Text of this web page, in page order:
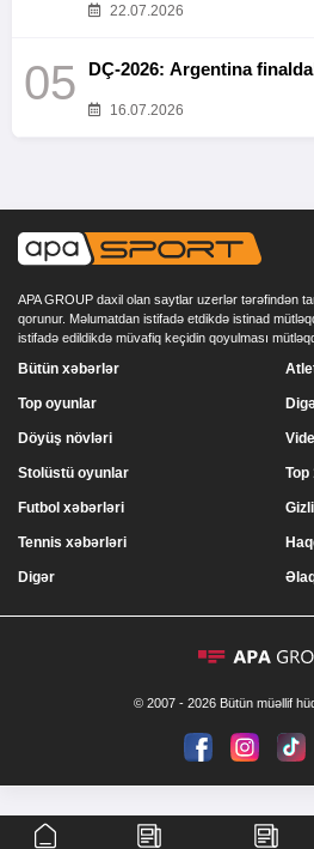
22.07.2026
05 DÇ-2026: Argentina
16.07.2026
APA GROUP daxil olan saytlar uzerlər tərəfindən
qorunur. Məlumatdan istifadə etdikdə istinad
istifadə edildikdə müvafiq keçidin qoyulması
Bütün xəbərlər
Top oyunlar
Döyüş növləri
Stolüstü oyunlar Top
Futbol xəbərləri
Tennis xəbərləri
Digər
© 2007 - 2026 Bütün müəllif